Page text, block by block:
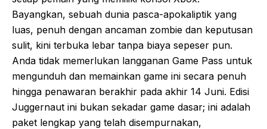
Bayangkan, sebuah dunia pasca-apokaliptik yang
luas, penuh dengan ancaman zombie dan keputusan
sulit, kini terbuka lebar tanpa biaya sepeser pun.
Anda tidak memerlukan langganan Game Pass untuk
mengunduh dan memainkan game ini secara penuh
hingga penawaran berakhir pada akhir 14 Juni. Edisi
Juggernaut ini bukan sekadar game dasar; ini adalah
paket lengkap yang telah disempurnakan,